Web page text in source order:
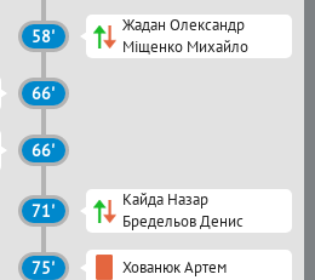
58'
Жадан Олександр
Міщенко Михайло
66'
66'
71'
Кайда Назар
Бредельов Денис
75' Хованюк Артем